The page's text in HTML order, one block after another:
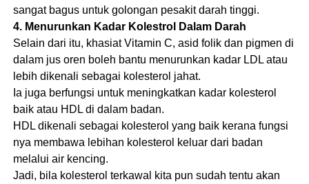
sangat bagus untuk golongan pesakit darah tinggi.
4. Menurunkan Kadar Kolestrol Dalam Darah
Selain dari itu, khasiat Vitamin C, asid folik dan pigmen di
dalam jus oren boleh bantu menurunkan kadar LDL atau
lebih dikenali sebagai kolesterol jahat.
Ia juga berfungsi untuk meningkatkan kadar kolesterol
baik atau HDL di dalam badan.
HDL dikenali sebagai kolesterol yang baik kerana fungsi
nya membawa lebihan kolesterol keluar dari badan
melalui air kencing.
Jadi, bila kolesterol terkawal kita pun sudah tentu akan